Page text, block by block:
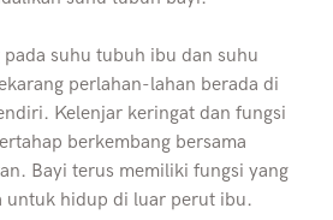
suhu tubuh ibu dan suhu
perlahan-lahan berada di
Kelenjar keringat dan fungsi
berkembang bersama
Bayi terus memiliki fungsi yang
hidup di luar perut ibu.